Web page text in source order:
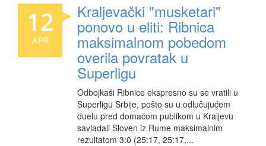
12
APR
Kraljevački "musketari"
ponovo u eliti: Ribnica
maksimalnom pobedom
overila povratak u
Superligu
Odbojkaši Ribnice ekspresno su se vratili u
Superligu Srbije, pošto su u odlučujućem
duelu pred domaćom publikom u Kraljevu
savladali Sloven iz Rume maksimalnim
rezultatom 3:0 (25:17, 25:17,...